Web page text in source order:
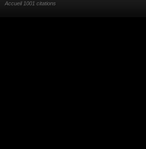
Accueil 1001 citations